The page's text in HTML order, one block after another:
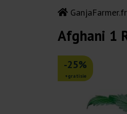
GanjaFarmer.fr
Afghani 1
-25%
+gratisie